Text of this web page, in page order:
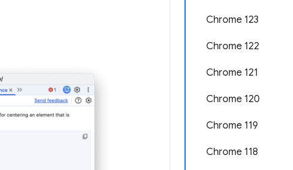
Chrome 123
Chrome 122
Chrome 121
Chrome 120
Chrome 119
Chrome 118